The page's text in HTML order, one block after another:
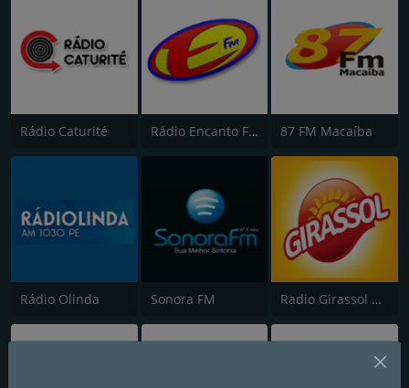
Rádio Caturité Rádio Encanto FM 100.1 87 FM Macaíba
Rádio Olinda Sonora FM Radio Girassol Gospel